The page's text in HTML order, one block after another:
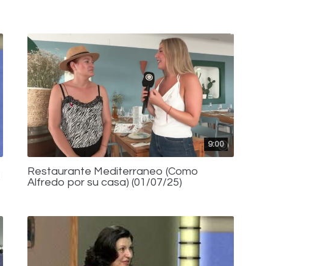
9:00
Restaurante Mediterraneo (Como
Alfredo por su casa) (01/07/25)